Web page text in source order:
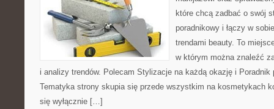
które chcą zadbać o swój
poradnikowy i łączy w
trendami beauty. To
w którym można znaleźć
i analizy trendów. Polecam Stylizacje na każdą okazję i
Tematyka strony skupia się przede wszystkim na kosmetykach
się wyłącznie […]